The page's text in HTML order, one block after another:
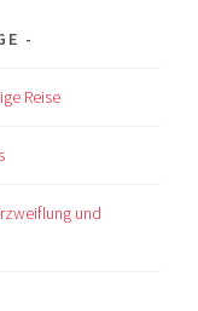
Reise
und